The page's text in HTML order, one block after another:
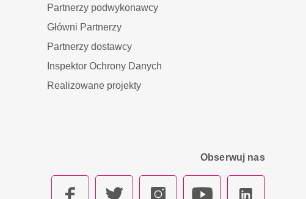
Partnerzy podwykonawcy
Główni Partnerzy
Partnerzy dostawcy
Inspektor Ochrony Danych
Realizowane projekty
Obserwuj nas